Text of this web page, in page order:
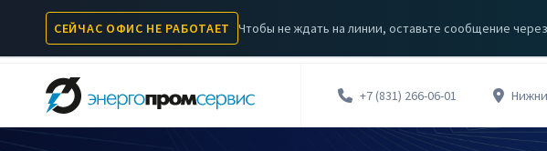
СЕЙЧАС ОФИС НЕ РАБОТАЕТ Чтобы не ждать на линии, оставьте сообщение
КОМПРЕССОРЫ КАТАЛОГ ЗАПЧАСТЕЙ УСЛУГИ АКЦИИ О КОМПАНИИ
+7 (831) 266-06-01